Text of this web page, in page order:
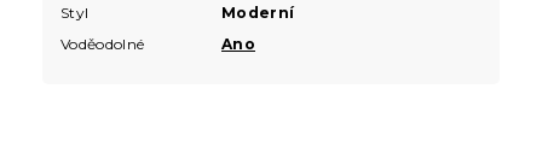
Styl
Moderní
Voděodolné
Ano